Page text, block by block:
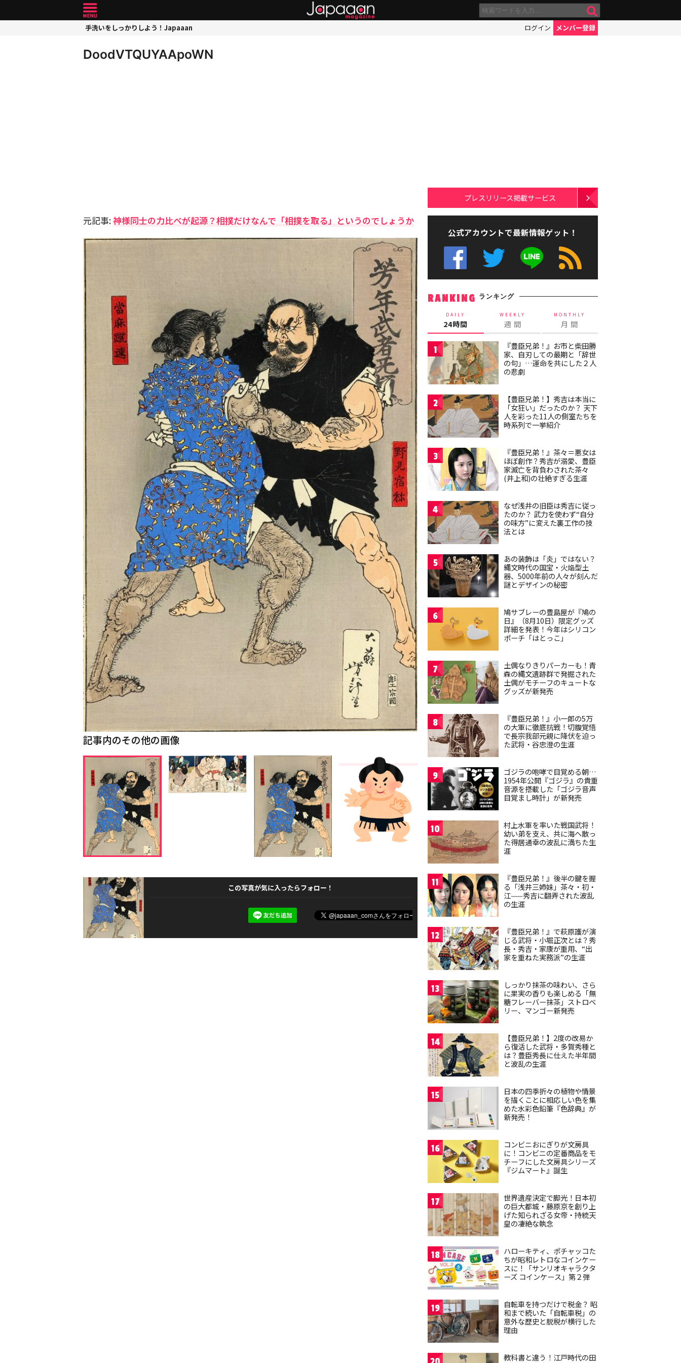
手洗いをしっかりしよう！Japaaan ログイン メンバー登録
DoodVTQUYAApoWN
元記事:神様同士の力比べが起源？相撲だけなんで「相撲を取る」というのでしょうか
記事内のその他の画像
この写真が気に入ったらフォロー！
プレスリリース掲載サービス
公式アカウントで最新情報ゲット！
RANKING ランキング
DAILY
24時間
WEEKLY
週 間
MONTHLY
月 間
1
『豊臣兄弟！』お市と柴田勝
家、自刃しての最期と「辞世
の句」…運命を共にした２人
の悲劇
2
【豊臣兄弟！】秀吉は本当に
「女狂い」だったのか？ 天下
人を彩った11人の側室たちを
時系列で一挙紹介
3
『豊臣兄弟！』茶々＝悪女は
ほぼ創作？秀吉が溺愛、豊臣
家滅亡を背負わされた茶々
(井上和)の壮絶すぎる生涯
4
なぜ浅井の旧臣は秀吉に従っ
たのか？ 武力を使わず“自分
の味方”に変えた裏工作の技
法とは
5
あの装飾は「炎」ではない？
縄文時代の国宝・火焔型土
器、5000年前の人々が刻んだ
謎とデザインの秘密
6
鳩サブレーの豊島屋が『鳩の
日』（8月10日）限定グッズ
詳細を発表！今年はシリコン
ポーチ「はとっこ」
7
土偶なりきりパーカーも！青
森の縄文遺跡群で発掘された
土偶がモチーフのキュートな
グッズが新発売
8
『豊臣兄弟！』小一郎の5万
の大軍に徹底抗戦！切腹覚悟
で長宗我部元親に降伏を迫っ
た武将・谷忠澄の生涯
9
ゴジラの咆哮で目覚める朝…
1954年公開『ゴジラ』の貴重
音源を搭載した「ゴジラ音声
目覚まし時計」が新発売
10
村上水軍を率いた戦国武将！
幼い弟を支え、共に海へ散っ
た得居通幸の波乱に満ちた生
涯
11
『豊臣兄弟！』後半の鍵を握
る「浅井三姉妹」茶々・初・
江——秀吉に翻弄された波乱
の生涯
12
『豊臣兄弟！』で萩原護が演
じる武将・小堀正次とは？秀
長・秀吉・家康が重用、“出
家を重ねた実務派”の生涯
13
しっかり抹茶の味わい、さら
に果実の香りも楽しめる「無
糖フレーバー抹茶」ストロベ
リー、マンゴー新発売
14
【豊臣兄弟！】2度の改易か
ら復活した武将・多賀秀種と
は？豊臣秀長に仕えた半年間
と波乱の生涯
15
日本の四季折々の植物や情景
を描くことに相応しい色を集
めた水彩色鉛筆『色辞典』が
新発売！
16
コンビニおにぎりが文房具
に！コンビニの定番商品をモ
チーフにした文房具シリーズ
『ジムマート』誕生
17
世界遺産決定で脚光！日本初
の巨大都城・藤原京を創り上
げた知られざる女帝・持統天
皇の凄絶な執念
18
ハローキティ、ポチャッコた
ちが昭和レトロなコインケー
スに！「サンリオキャラクタ
ーズ コインケース」第２弾
19
自転車を持つだけで税金？ 昭
和まで続いた「自転車税」の
意外な歴史と脱税が横行した
理由
教科書と違う！江戸時代の田